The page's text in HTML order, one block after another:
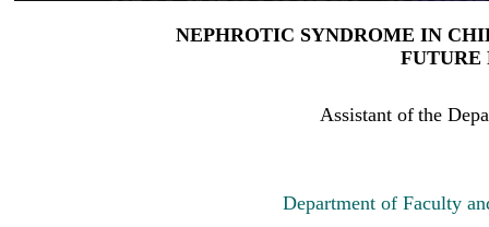
NEPHROTIC SYNDROME IN
FUTURE
Assistant of the
Department of Faculty